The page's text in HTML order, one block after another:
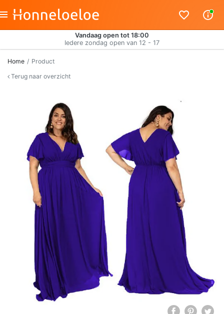
Vandaag open tot 18:00
Iedere zondag open van 12 - 17
Home
Product
Terug naar overzicht